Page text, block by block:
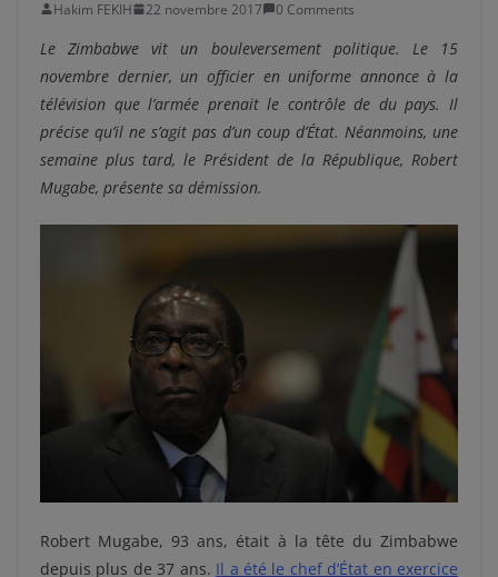
Hakim FEKIH 22 novembre 2017 0 Comments
Le Zimbabwe vit un bouleversement politique. Le 15
novembre dernier, un officier en uniforme annonce à la
télévision que l’armée prenait le contrôle de du pays. Il
précise qu’il ne s’agit pas d’un coup d’État. Néanmoins, une
semaine plus tard, le Président de la République, Robert
Mugabe, présente sa démission.
Robert Mugabe, 93 ans, était à la tête du Zimbabwe
depuis plus de 37 ans. Il a été le chef d’État en exercice